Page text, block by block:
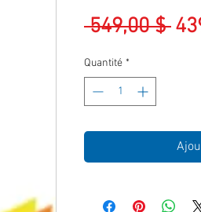
549,00 $
Quantité *